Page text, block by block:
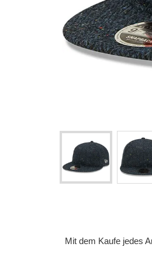
Mit dem Kaufe jedes